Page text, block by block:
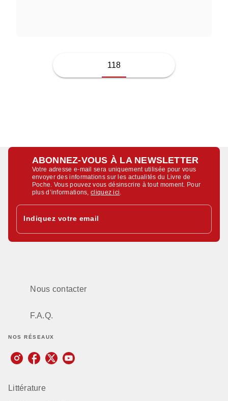
118
ABONNEZ-VOUS À LA NEWSLETTER
Votre adresse e-mail sera uniquement utilisée pour vous
envoyer des informations sur les actualités du Livre de
Poche. Vous pouvez vous désinscrire à tout moment. Pour
plus d’informations,cliquez ici
Indiquez votre email
Nous contacter
F.A.Q.
NOS RÉSEAUX
Littérature